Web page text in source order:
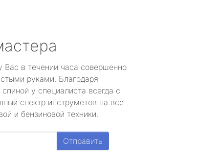
Вас в течении часа совершенно
руками. Благодаря
у специалиста всегда с
спектр инструметов на все
и бензиновой техники.
Отправить